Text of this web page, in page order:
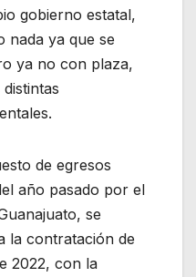
gobierno estatal,
nada ya que se
ya no con plaza,
de egresos
año pasado por el
se
la contratación de
2022, con la